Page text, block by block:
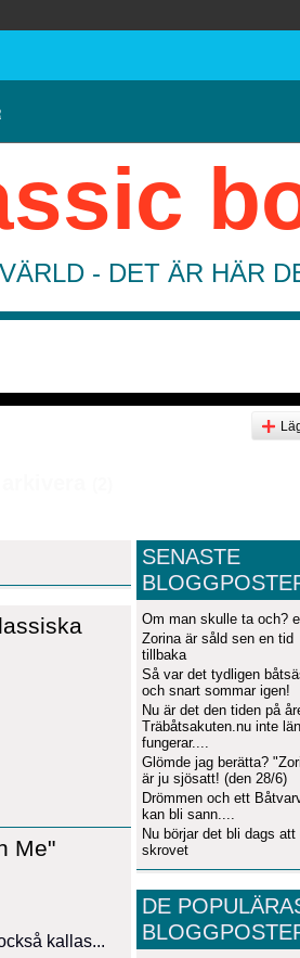
- DET ÄR HÄR
Me"
kallas...
SENASTE
Om man skulle ta och?
Zorina är såld sen en tid
tillbaka
Så var det tydligen
och snart sommar igen!
Nu är det den tiden på
Träbåtsakuten.nu inte
fungerar....
Glömde jag berätta?
är ju sjösatt! (den 28/6)
Drömmen och ett
kan bli sann....
Nu börjar det bli dags att
skrovet
DE